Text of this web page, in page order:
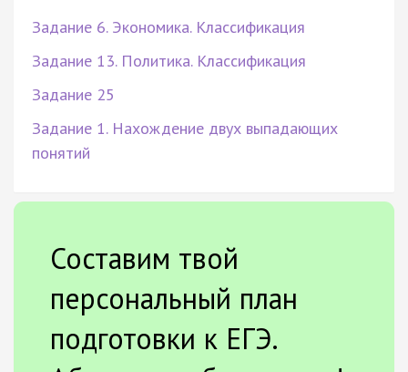
Задание 6. Экономика. Классификация
Задание 13. Политика. Классификация
Задание 25
Задание 1. Нахождение двух выпадающих
понятий
Составим твой
персональный план
подготовки к ЕГЭ.